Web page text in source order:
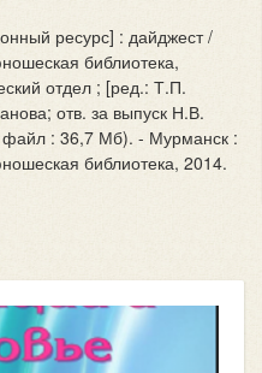
ресурс] : дайджест /
библиотека,
отдел ; [ред.: Т.П.
отв. за выпуск Н.В.
файл : 36,7 Мб). - Мурманск :
библиотека, 2014.